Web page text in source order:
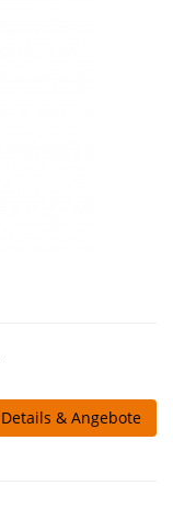
Details & Angebote